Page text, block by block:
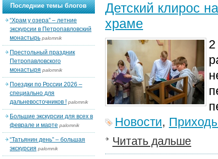
Детский клирос
храме
Новости,
Читать дальше
Последние темы блогов
“Храм у озера” – летние
экскурсии в Петропавловский
монастырь palomnik
Престольный праздник
Петропавловского
монастыря palomnik
Поездки по России 2026 –
специально для
дальневосточников ! palomnik
Большие экскурсии для всех в
феврале и марте palomnik
“Татьянин день” – большая
экскурсия palomnik